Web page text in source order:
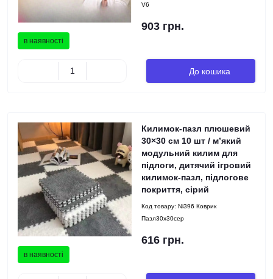
в наявності
V6
903 грн.
До кошика
в наявності
Килимок-пазл плюшевий
30×30 см 10 шт / м’який
модульний килим для
підлоги, дитячий ігровий
килимок-пазл, підлогове
покриття, сірий
Код товару: Ni396 Коврик
Пазл30x30сер
616 грн.